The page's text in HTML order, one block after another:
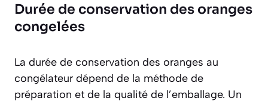
Durée de conservation des oranges
congelées
La durée de conservation des oranges au
congélateur dépend de la méthode de
préparation et de la qualité de l’emballage. Un